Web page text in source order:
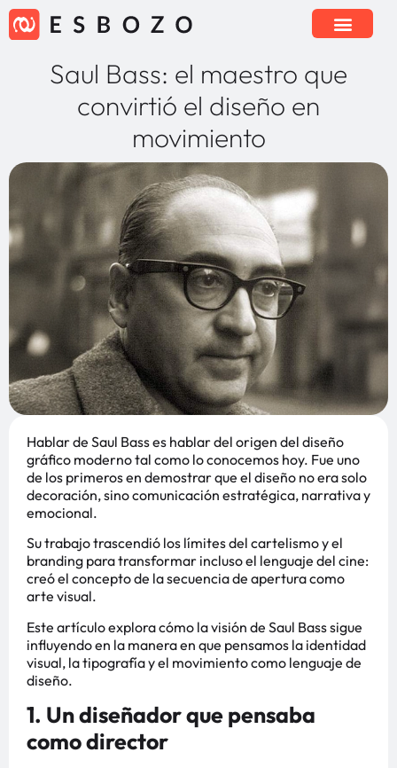
Saul Bass: el maestro que
convirtió el diseño en
movimiento
Hablar de Saul Bass es hablar del origen del diseño
gráfico moderno tal como lo conocemos hoy. Fue uno
de los primeros en demostrar que el diseño no era solo
decoración, sino comunicación estratégica, narrativa y
emocional.
Su trabajo trascendió los límites del cartelismo y el
branding para transformar incluso el lenguaje del cine:
creó el concepto de la secuencia de apertura como
arte visual.
Este artículo explora cómo la visión de Saul Bass sigue
influyendo en la manera en que pensamos la identidad
visual, la tipografía y el movimiento como lenguaje de
diseño.
1. Un diseñador que pensaba
como director